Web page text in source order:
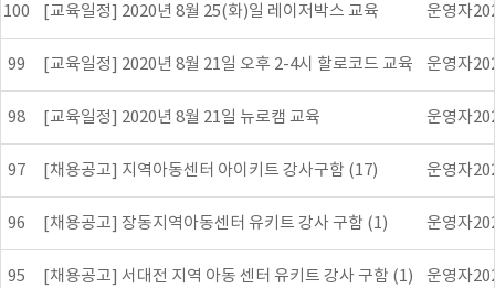
100 [교육일정] 2020년 8월 25(화)일 레이저박스 교육 운영자
99 [교육일정] 2020년 8월 21일 오후 2-4시 할로코드 교육 운영자
98 [교육일정] 2020년 8월 21일 뉴로캠 교육 운영자
97 [채용공고] 지역아동센터 아이키트 강사구함 (17) 운영자
96 [채용공고] 장동지역아동센터 유키트 강사 구함 (1) 운영자
95 [채용공고] 서대전 지역 아동 센터 유키트 강사 구함 (1) 운영자